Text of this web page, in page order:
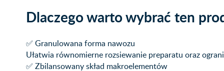
Dlaczego warto wybrać ten
✅ Granulowana forma nawozu
Ułatwia równomierne rozsiewanie preparatu oraz
✅ Zbilansowany skład makroelementów